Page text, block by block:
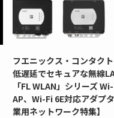
フエニックス・コンタク
低遅延でセキュアな無線
「FL WLAN」シリーズ
AP、Wi-Fi 6E対応アダプ
業用ネットワーク特集】